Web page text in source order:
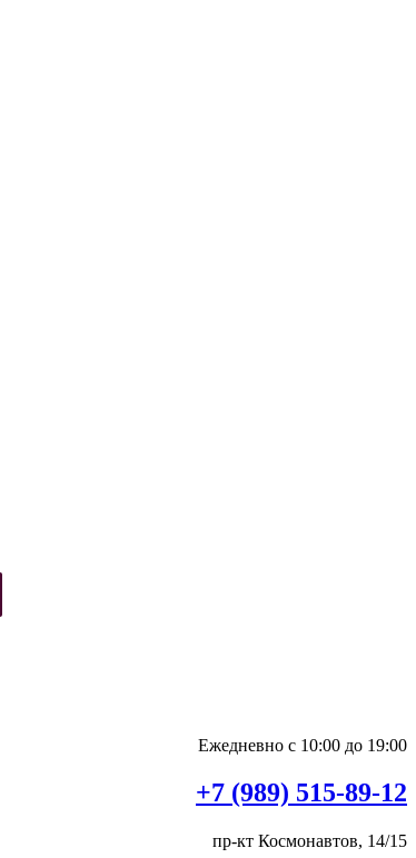
Ежедневно с 10:00 до 19:00
+7 (989) 515-89-12
пр-кт Космонавтов, 14/15